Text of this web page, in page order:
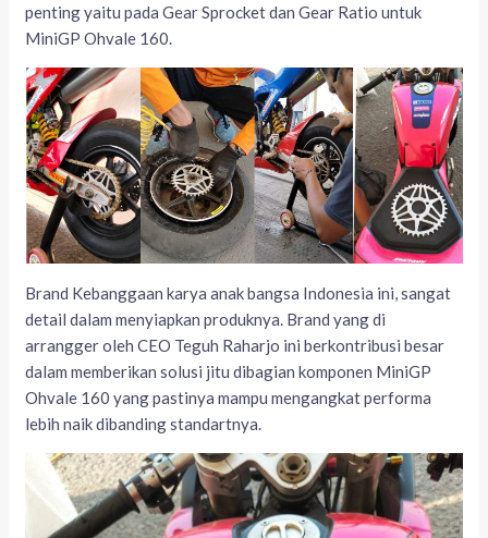
penting yaitu pada Gear Sprocket dan Gear Ratio untuk
MiniGP Ohvale 160.
Brand Kebanggaan karya anak bangsa Indonesia ini, sangat
detail dalam menyiapkan produknya. Brand yang di
arrangger oleh CEO Teguh Raharjo ini berkontribusi besar
dalam memberikan solusi jitu dibagian komponen MiniGP
Ohvale 160 yang pastinya mampu mengangkat performa
lebih naik dibanding standartnya.